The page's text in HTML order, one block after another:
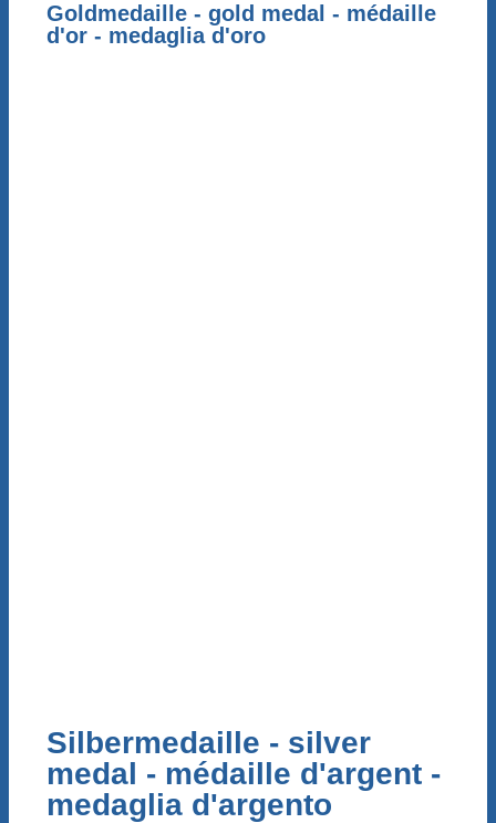
Goldmedaille - gold medal - médaille
d'or - medaglia d'oro
Silbermedaille - silver
medal - médaille d'argent -
medaglia d'argento